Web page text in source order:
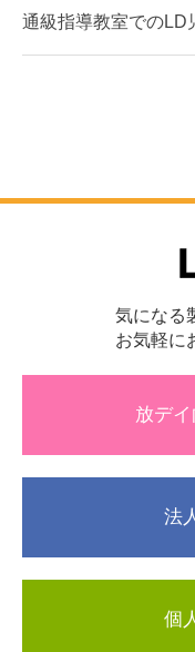
通級指導教室でのLD
気になる
お気軽に
放デ
法
個